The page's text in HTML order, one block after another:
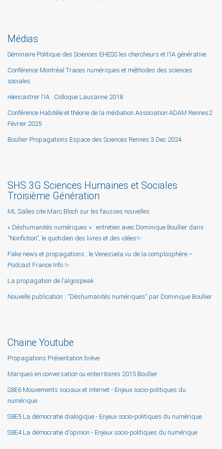
Médias
Séminaire Politique des Sciences EHESS les chercheurs et l'IA générative
Conférence Montréal Traces numériques et méthodes des sciences
sociales
réencastrer l'IA . Colloque Lausanne 2018
Conférence Habitèle et théorie de la médiation Association ADAM Rennes2
Février 2025
Boullier Propagations Espace des Sciences Rennes 3 Dec 2024
SHS 3G Sciences Humaines et Sociales
Troisième Génération
ML Salles cite Marc Bloch sur les fausses nouvelles
« Déshumanités numériques » : entretien avec Dominique Boullier dans
“Nonfiction”, le quotidien des livres et des idées✨
Fake news et propagations : le Venezuela vu de la complosphère –
Podcast France Info ✨
La propagation de l’algospeak
Nouvelle publication : “Déshumanités numériques” par Dominique Boullier
Chaine Youtube
Propagations Présentation brève
Marques en conversation ou enterritoires 2015 Boullier
S8E6 Mouvements sociaux et internet - Enjeux socio-politiques du
numérique
S8E5 La démocratie dialogique - Enjeux socio-politiques du numérique
S8E4 La démocratie d'opinion - Enjeux socio-politiques du numérique